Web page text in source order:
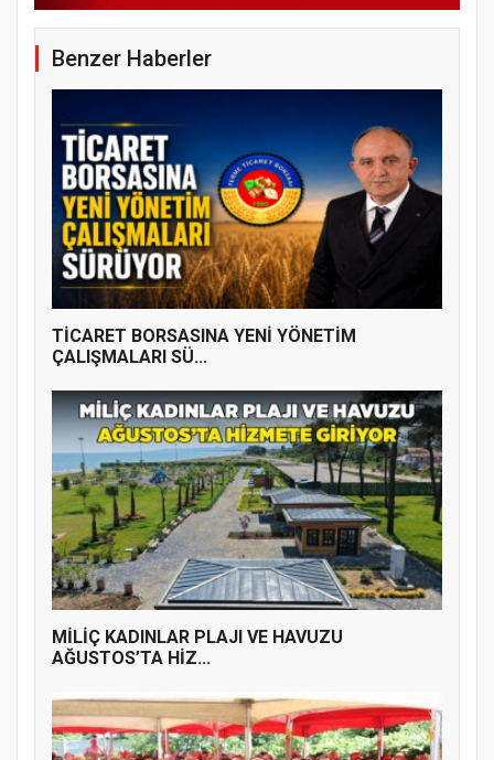
Benzer Haberler
TİCARET BORSASINA YENİ YÖNETİM
ÇALIŞMALARI SÜ...
MİLİÇ KADINLAR PLAJI VE HAVUZU
AĞUSTOS’TA HİZ...